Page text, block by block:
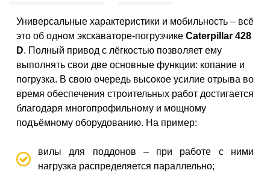
Универсальные характеристики и мобильность – всё
это об одном экскаваторе-погрузчике Caterpillar 428
D. Полный привод с лёгкостью позволяет ему
выполнять свои две основные функции: копание и
погрузка. В свою очередь высокое усилие отрыва во
время обеспечения строительных работ достигается
благодаря многопрофильному и мощному
подъёмному оборудованию. На пример:
вилы для поддонов – при работе с ними
нагрузка распределяется параллельно;